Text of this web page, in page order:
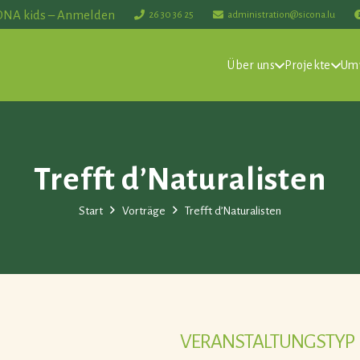
kids – Anmelden 26 30 36 25 administration@sicona.lu
Über uns Projekte
Trefft d’Naturalisten
Start Vorträge Trefft d’Naturalisten
VERANSTALTUNGSTYP